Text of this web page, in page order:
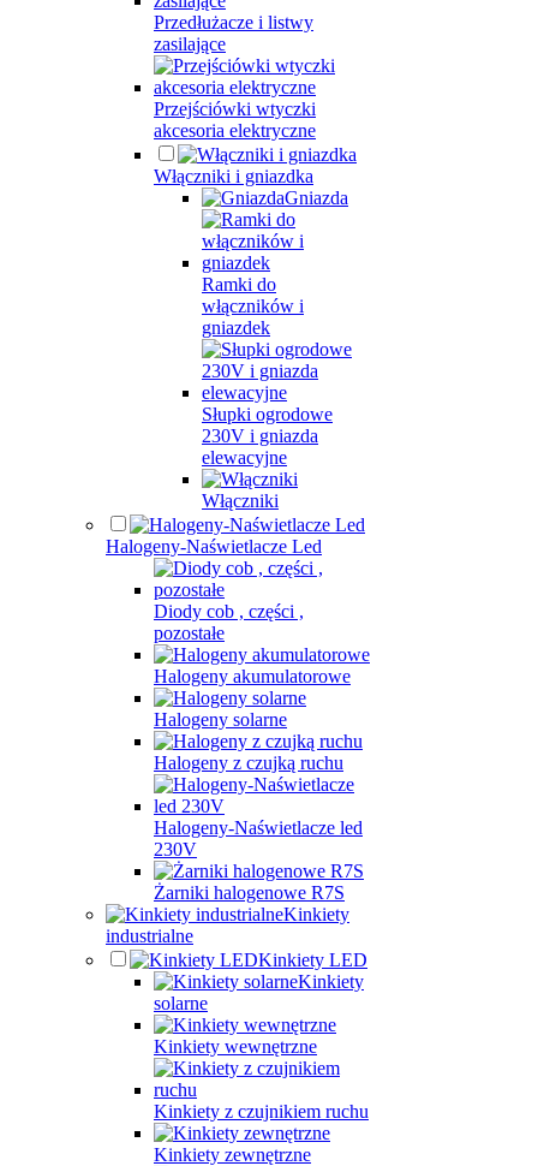
Przedłużacze i listwy
zasilające
Przejściówki wtyczki
akcesoria elektryczne
Włączniki i gniazdka
Gniazda
Ramki do
włączników i
gniazdek
Słupki ogrodowe
230V i gniazda
elewacyjne
Włączniki
Halogeny-Naświetlacze Led
Diody cob , części ,
pozostałe
Halogeny akumulatorowe
Halogeny solarne
Halogeny z czujką ruchu
Halogeny-Naświetlacze led
230V
Żarniki halogenowe R7S
Kinkiety
industrialne
Kinkiety LED
Kinkiety
solarne
Kinkiety wewnętrzne
Kinkiety z czujnikiem ruchu
Kinkiety zewnętrzne